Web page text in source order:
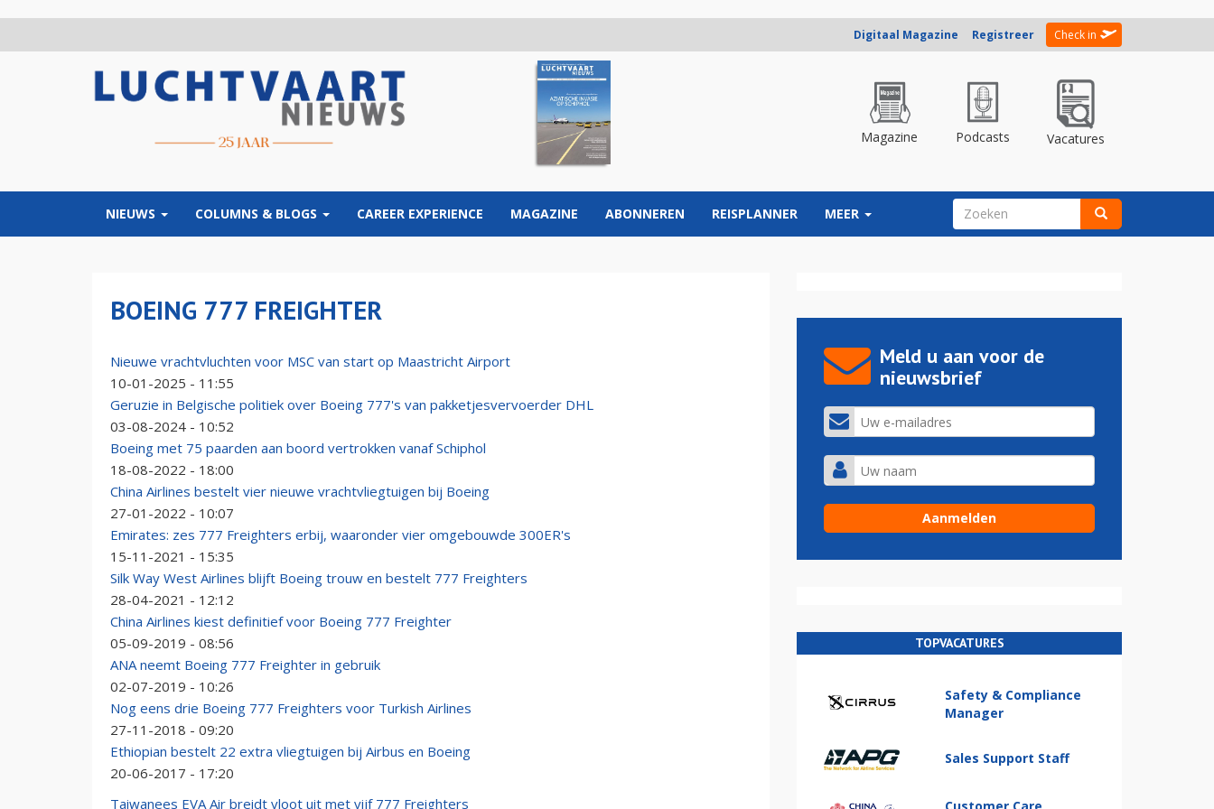
Digitaal Magazine Registreer Check in
Magazine Podcasts Vacatures
NIEUWS COLUMNS & BLOGS CAREER EXPERIENCE MAGAZINE ABONNEREN REISPLANNER MEER ZOEKVELD
BOEING 777 FREIGHTER
Nieuwe vrachtvluchten voor MSC van start op Maastricht Airport
10-01-2025 - 11:55
Geruzie in Belgische politiek over Boeing 777's van pakketjesvervoerder DHL
03-08-2024 - 10:52
Boeing met 75 paarden aan boord vertrokken vanaf Schiphol
18-08-2022 - 18:00
China Airlines bestelt vier nieuwe vrachtvliegtuigen bij Boeing
27-01-2022 - 10:07
Emirates: zes 777 Freighters erbij, waaronder vier omgebouwde 300ER's
15-11-2021 - 15:35
Silk Way West Airlines blijft Boeing trouw en bestelt 777 Freighters
28-04-2021 - 12:12
China Airlines kiest definitief voor Boeing 777 Freighter
05-09-2019 - 08:56
ANA neemt Boeing 777 Freighter in gebruik
02-07-2019 - 10:26
Nog eens drie Boeing 777 Freighters voor Turkish Airlines
27-11-2018 - 09:20
Ethiopian bestelt 22 extra vliegtuigen bij Airbus en Boeing
20-06-2017 - 17:20
Taiwanees EVA Air breidt vloot uit met vijf 777 Freighters
Meld u aan voor de
nieuwsbrief
TOPVACATURES
Safety & Compliance
Manager
Sales Support Staff